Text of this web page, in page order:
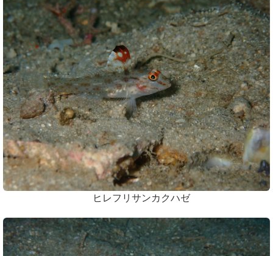
ヒレフリサンカクハゼ